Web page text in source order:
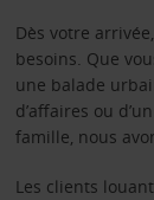
Dès votre
besoins. Que
une balade
d’affaires ou
famille, nous
Les clients